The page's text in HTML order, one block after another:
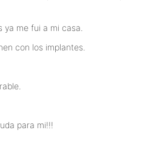
ya me fui a mi casa.
con los implantes.
para mi!!!